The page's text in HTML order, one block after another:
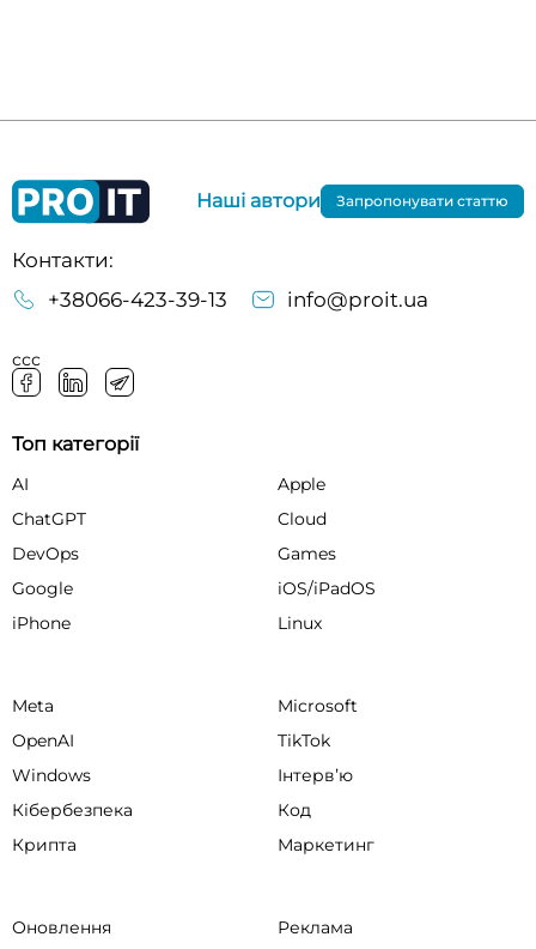
Контакти:
+38066-423-39-13
info@proit.ua
ссс
Наші автори Запропонувати статтю
Топ категорії
AI
Apple
ChatGPT
Cloud
DevOps
Games
Google
iOS/iPadOS
iPhone
Linux
Meta
Microsoft
OpenAI
TikTok
Windows
Інтервʼю
Кібербезпека
Код
Крипта
Маркетинг
Оновлення Реклама